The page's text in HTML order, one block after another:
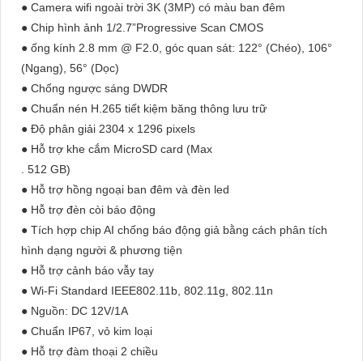
● Camera wifi ngoài trời 3K (3MP) có màu ban đêm
● Chip hình ảnh 1/2.7”Progressive Scan CMOS
● ống kính 2.8 mm @ F2.0, góc quan sát: 122° (Chéo), 106°
(Ngang), 56° (Dọc)
● Chống ngược sáng DWDR
● Chuẩn nén H.265 tiết kiệm băng thông lưu trữ
● Độ phân giải 2304 x 1296 pixels
● Hỗ trợ khe cắm MicroSD card (Max
. 512 GB)
● Hỗ trợ hồng ngoại ban đêm và đèn led
● Hỗ trợ đèn còi báo động
● Tích hợp chip AI chống báo động giả bằng cách phân tích
hình dạng người & phương tiện
● Hỗ trợ cảnh báo vẫy tay
● Wi-Fi Standard IEEE802.11b, 802.11g, 802.11n
● Nguồn: DC 12V/1A
● Chuẩn IP67, vỏ kim loại
● Hỗ trợ đàm thoại 2 chiều